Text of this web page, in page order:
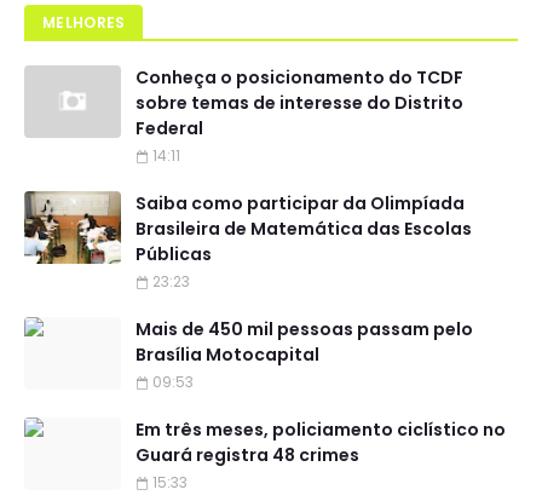
MELHORES
Conheça o posicionamento do TCDF
sobre temas de interesse do Distrito
Federal
14:11
Saiba como participar da Olimpíada
Brasileira de Matemática das Escolas
Públicas
23:23
Mais de 450 mil pessoas passam pelo
Brasília Motocapital
09:53
Em três meses, policiamento ciclístico no
Guará registra 48 crimes
15:33